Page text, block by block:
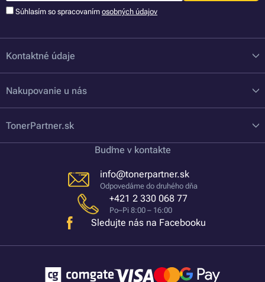
Súhlasím so spracovaním osobných údajov
Kontaktné údaje
Nakupovanie u nás
TonerPartner.sk
Buďme v kontakte
info@tonerpartner.sk
Odpovedáme do druhého dňa
+421 2 330 068 77
Po–Pi 8:00 – 16:00
Sledujte nás na Facebooku